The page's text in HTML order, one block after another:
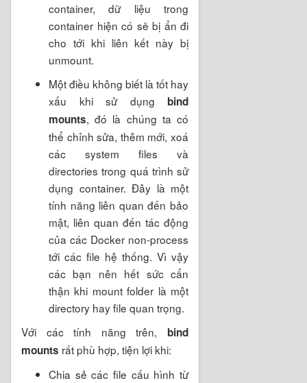
container, dữ liệu trong
container hiện có sẽ bị ẩn đi
cho tới khi liên kết này bị
unmount.
Một điều không biết là tốt hay
xấu khi sử dụng bind
mounts, đó là chúng ta có
thể chỉnh sửa, thêm mới, xoá
các system files và
directories trong quá trình sử
dụng container. Đây là một
tính năng liên quan đến bảo
mật, liên quan đến tác động
của các Docker non-process
tới các file hệ thống. Vì vậy
các bạn nên hết sức cẩn
thận khi mount folder là một
directory hay file quan trọng.
Với các tính năng trên, bind
mounts rất phù hợp, tiện lợi khi:
Chia sẻ các file cấu hình từ